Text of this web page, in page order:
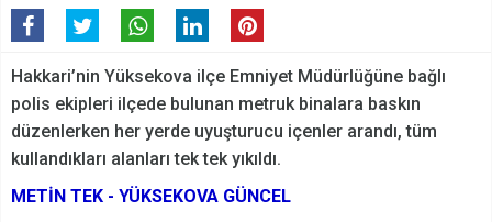
Hakkari’nin Yüksekova ilçe Emniyet Müdürlüğüne bağlı
polis ekipleri ilçede bulunan metruk binalara baskın
düzenlerken her yerde uyuşturucu içenler arandı, tüm
kullandıkları alanları tek tek yıkıldı.
METİN TEK - YÜKSEKOVA GÜNCEL